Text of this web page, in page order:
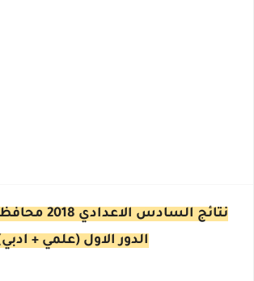
نتائج السادس
الدور الاول (علمي +